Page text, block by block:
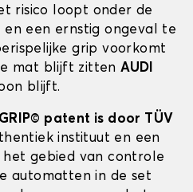
risico loopt onder de
een ernstig ongeval te
grip voorkomt
mat blijft zittenAUDI
blijft.
patent is door TÜV
instituut en een
gebied van controle
automatten in de set